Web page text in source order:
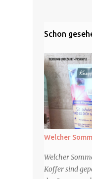
Schon
Welcher
Welcher
Koffer sind